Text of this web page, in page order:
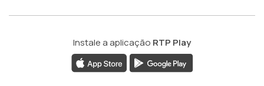
Instale a aplicação RTP Play